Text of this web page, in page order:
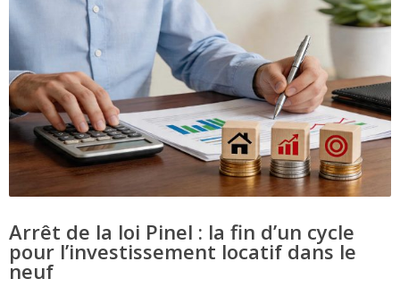
Arrêt de la loi Pinel : la fin d’un cycle
pour l’investissement locatif dans le
neuf